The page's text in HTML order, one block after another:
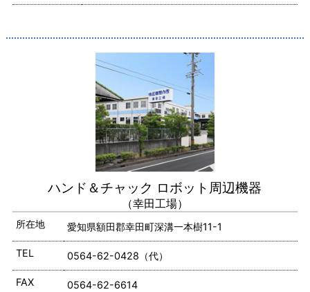
ハンド＆チャック ロボット周辺機器
（幸田工場）
所在地 愛知県額田郡幸田町深溝一本樹11-1
TEL 0564-62-0428（代）
FAX 0564-62-6614